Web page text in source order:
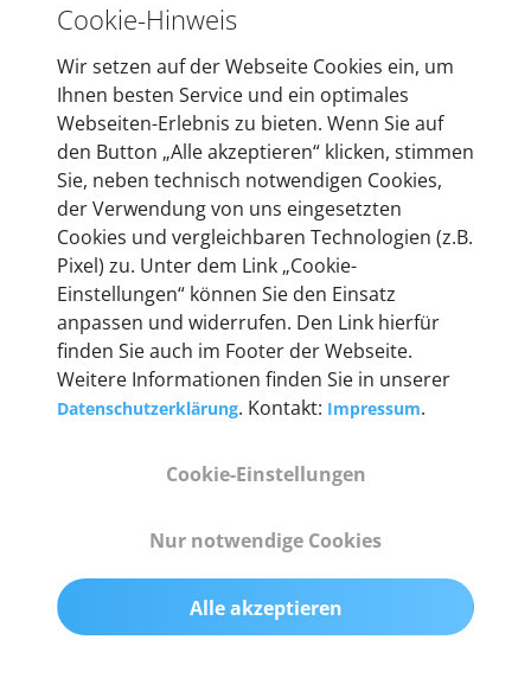
Mehr als 10 Jahre Erfahrung
In den Kfz-Diagnosegeräten von autoaid stecken
mehr als 10 Jahre Erfahrung, und auch in Zukunft
entwickeln wir unsere Produkte am Standort in
Berlin laufend weiter. Auf diese Qualität vertrauen
heute mehr als 60.000 Privatkunden und
Unternehmen.
Technische Details &
Lieferumfang
55 mm x 25 mm x 12 mm
Cookie-Hinweis
Wir setzen auf der Webseite Cookies ein, um
Ihnen besten Service und ein optimales
Webseiten-Erlebnis zu bieten. Wenn Sie auf
den Button „Alle akzeptieren“ klicken, stimmen
Sie, neben technisch notwendigen Cookies,
der Verwendung von uns eingesetzten
Cookies und vergleichbaren Technologien (z.B.
Pixel) zu. Unter dem Link „Cookie-
Einstellungen“ können Sie den Einsatz
anpassen und widerrufen. Den Link hierfür
finden Sie auch im Footer der Webseite.
Weitere Informationen finden Sie in unserer
Datenschutzerklärung. Kontakt: Impressum.
Cookie-Einstellungen
Nur notwendige Cookies
Alle akzeptieren